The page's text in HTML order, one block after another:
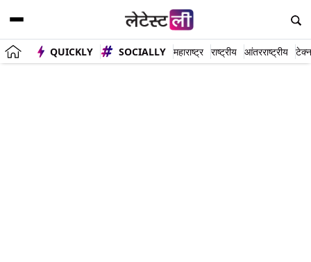
QUICKLY SOCIALLY महाराष्ट्र राष्ट्रीय आंतरराष्ट्रीय